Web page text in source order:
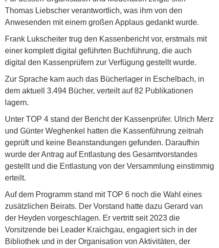
Thomas Liebscher verantwortlich, was ihm von den
Anwesenden mit einem großen Applaus gedankt wurde.
Frank Lukscheiter trug den Kassenbericht vor, erstmals mit
einer komplett digital geführten Buchführung, die auch
digital den Kassenprüfern zur Verfügung gestellt wurde.
Zur Sprache kam auch das Bücherlager in Eschelbach, in
dem aktuell 3.494 Bücher, verteilt auf 82 Publikationen
lagern.
Unter TOP 4 stand der Bericht der Kassenprüfer. Ulrich Merz
und Günter Weghenkel hatten die Kassenführung zeitnah
geprüft und keine Beanstandungen gefunden. Daraufhin
wurde der Antrag auf Entlastung des Gesamtvorstandes
gestellt und die Entlastung von der Versammlung einstimmig
erteilt.
Auf dem Programm stand mit TOP 6 noch die Wahl eines
zusätzlichen Beirats. Der Vorstand hatte dazu Gerard van
der Heyden vorgeschlagen. Er vertritt seit 2023 die
Vorsitzende bei Leader Kraichgau, engagiert sich in der
Bibliothek und in der Organisation von Aktivitäten, der